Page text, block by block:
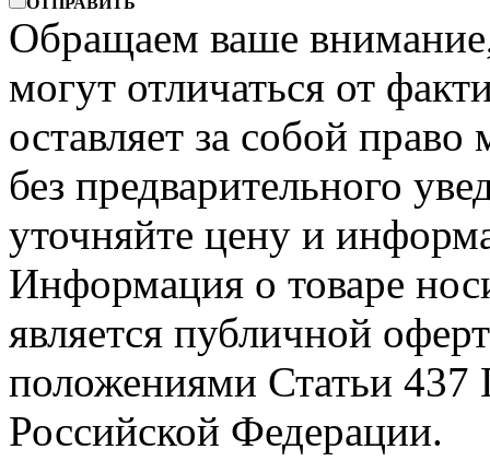
Обращаем ваше
могут отличаться от
оставляет за собой право
без предварительного
уточняйте цену и
Информация о товаре
является публичной
положениями Статьи 437
Российской Федерации.